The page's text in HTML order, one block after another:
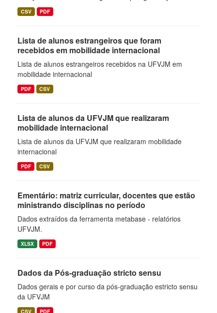
CSV PDF
Lista de alunos estrangeiros que foram
recebidos em mobilidade internacional
Lista de alunos estrangeiros recebidos na UFVJM em
mobilidade internacional
PDF CSV
Lista de alunos da UFVJM que realizaram
mobilidade internacional
Lista de alunos da UFVJM que realizaram mobilidade
internacional
PDF CSV
Ementário: matriz curricular, docentes que estão
ministrando disciplinas no período
Dados extraídos da ferramenta metabase - relatórios
UFVJM.
XLSX PDF
Dados da Pós-graduação stricto sensu
Dados gerais e por curso da pós-graduação estricto sensu
da UFVJM
CSV PDF